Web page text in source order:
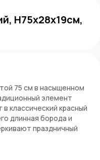
Н75х28х19см,
75 см в насыщенном
элемент
классический красный
длинная борода и
праздничный